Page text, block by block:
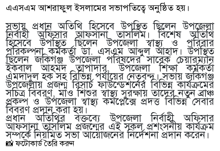
এএসএম আশরাফুল ইসলামের সভাপতিত্বে অনুষ্ঠিত হয়।
সভায় প্রধান অতিথি হিসেবে উপস্থিত ছিলেন উপজেলা
নির্বাহী অফিসার আফসানা তাসলিম। বিশেষ অতিথি
হিসেবে উপস্থিত ছিলেন উপজেলা স্বাস্থ্য ও পরিবার
পরিকল্পনা কর্মকর্তা ডা. এসএম আব্দুল আহাদ। উপস্থিত
ছিলেন জকিগঞ্জ উপজেলা পরিষদের সাবেক চেয়ারম্যান
ইকবাল আহমদ তাপাদার, উপজেলা শিক্ষা কর্মকর্তা
এমদাদুল হক সহ বিভিন্ন পর্যায়ের নেতৃবৃন্দ। সভায় জকিগঞ্জ
উপজেলায় প্রজন্ম রিসার্চ ফাউন্ডেশনের বিভিন্ন কার্যক্রমের
সচিত্র বিবরণ, মাও শিশুর স্বাস্থ্য সুরক্ষায় তাদের নতুন ব্রাঞ্চ
প্রকল্প ও উপজেলা স্বাস্থ্য কমপ্লেক্সে প্রদত্ত বিভিন্ন সেবার
বিবরণ প্রদান করা হয়।
প্রধান অতিথির বক্তব্যে উপজেলা নির্বাহী অফিসার
আফসানা তাসলিম প্রজন্মের এই সকল প্রশংসনীয় কার্যক্রম
সম্পর্কে নিয়মিত সভা আয়োজনের নির্দেশনা প্রদান করেন।
📸 ফটোকার্ড তৈরি করুন